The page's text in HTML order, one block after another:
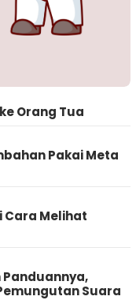
Orang Tua
Pakai Meta
Cara Melihat
Suara